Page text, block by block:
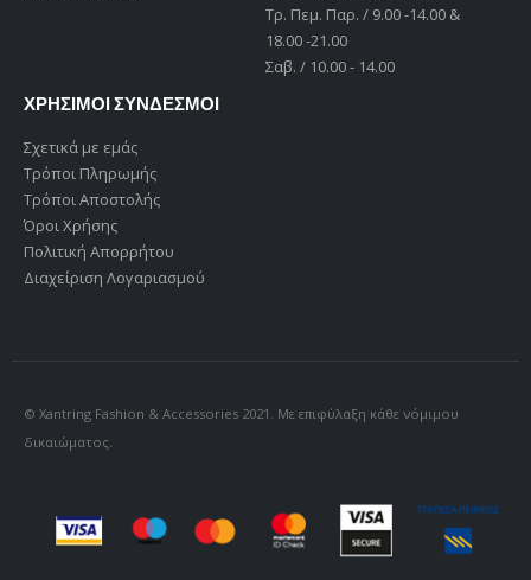
Tρ. Πεμ. Παρ. / 9.00 -14.00 &
18.00 -21.00
Σαβ. / 10.00 - 14.00
ΧΡΗΣΙΜΟΙ ΣΥΝΔΕΣΜΟΙ
Σχετικά με εμάς
Τρόποι Πληρωμής
Τρόποι Αποστολής
Όροι Χρήσης
Πολιτική Απορρήτου
Διαχείριση Λογαριασμού
© Xantring Fashion & Accessories 2021. Με επιφύλαξη κάθε νόμιμου
δικαιώματος.